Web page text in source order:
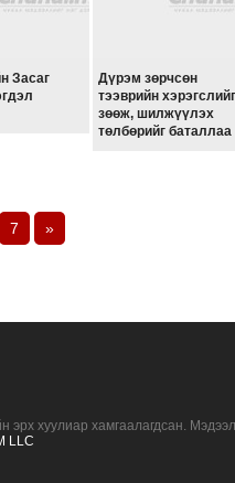
Засаг
Дүрэм зөрчсөн
тээврийн хэрэгслийг
зөөж, шилжүүлэх
төлбөрийг баталлаа
7 »
эрх хуулиар хамгаалагдсан.
LLC